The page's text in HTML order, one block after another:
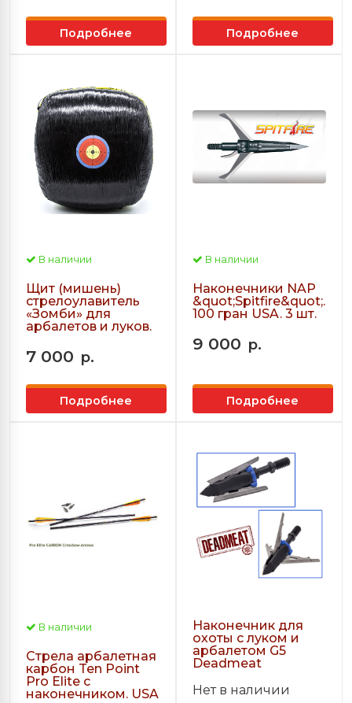
Подробнее Подробнее
В наличии
Щит (мишень)
стрелоулавитель
«Зомби» для
арбалетов и луков.
7 000 р.
Подробнее
В наличии
Наконечники NAP
&quot;Spitfire&quot;.
100 гран USA. 3 шт.
9 000 р.
Подробнее
В наличии
Стрела арбалетная
карбон Ten Point
Pro Elite с
наконечником. USA
Наконечник для
охоты с луком и
арбалетом G5
Deadmeat
Нет в наличии